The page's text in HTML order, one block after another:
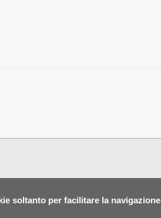
soltanto per facilitare la navigazione